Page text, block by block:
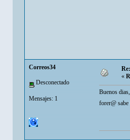
Correos34
Desconectado
Mensajes: 1
«
Buenos
forer@